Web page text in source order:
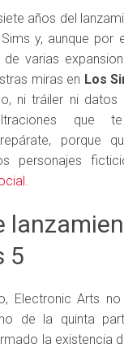
años del
y, aunque por
varias
miras en Los
ni tráiler ni datos
que
porque
personajes
.
5
Electronic Arts
de la quinta
la existencia